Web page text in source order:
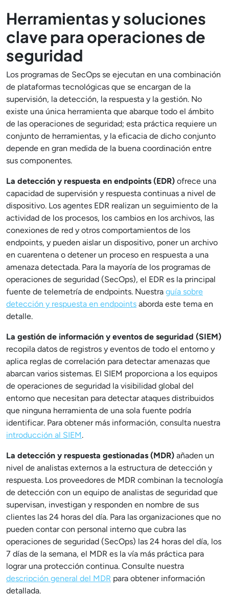
Herramientas y soluciones
clave para operaciones de
seguridad
Los programas de SecOps se ejecutan en una combinación
de plataformas tecnológicas que se encargan de la
supervisión, la detección, la respuesta y la gestión. No
existe una única herramienta que abarque todo el ámbito
de las operaciones de seguridad; esta práctica requiere un
conjunto de herramientas, y la eficacia de dicho conjunto
depende en gran medida de la buena coordinación entre
sus componentes.
La detección y respuesta en endpoints (EDR) ofrece una
capacidad de supervisión y respuesta continuas a nivel de
dispositivo. Los agentes EDR realizan un seguimiento de la
actividad de los procesos, los cambios en los archivos, las
conexiones de red y otros comportamientos de los
endpoints, y pueden aislar un dispositivo, poner un archivo
en cuarentena o detener un proceso en respuesta a una
amenaza detectada. Para la mayoría de los programas de
operaciones de seguridad (SecOps), el EDR es la principal
fuente de telemetría de endpoints. Nuestra guía sobre
detección y respuesta en endpoints aborda este tema en
detalle.
La gestión de información y eventos de seguridad (SIEM)
recopila datos de registros y eventos de todo el entorno y
aplica reglas de correlación para detectar amenazas que
abarcan varios sistemas. El SIEM proporciona a los equipos
de operaciones de seguridad la visibilidad global del
entorno que necesitan para detectar ataques distribuidos
que ninguna herramienta de una sola fuente podría
identificar. Para obtener más información, consulta nuestra
introducción al SIEM.
La detección y respuesta gestionadas (MDR) añaden un
nivel de analistas externos a la estructura de detección y
respuesta. Los proveedores de MDR combinan la tecnología
de detección con un equipo de analistas de seguridad que
supervisan, investigan y responden en nombre de sus
clientes las 24 horas del día. Para las organizaciones que no
pueden contar con personal interno que cubra las
operaciones de seguridad (SecOps) las 24 horas del día, los
7 días de la semana, el MDR es la vía más práctica para
lograr una protección continua. Consulte nuestra
descripción general del MDR para obtener información
detallada.